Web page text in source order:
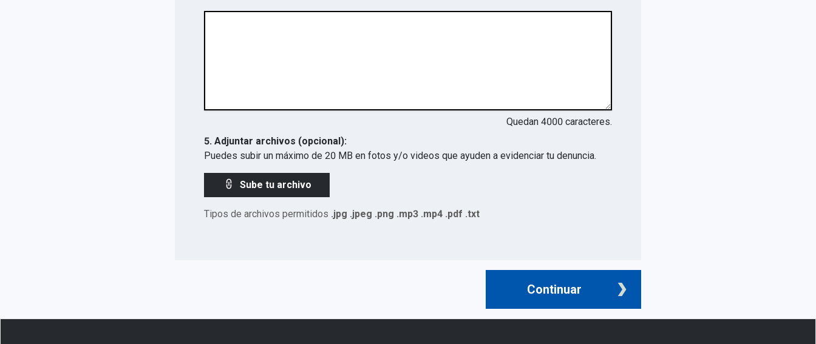
Quedan 4000 caracteres.
5. Adjuntar archivos (opcional):
Puedes subir un máximo de 20 MB en fotos y/o videos que ayuden a evidenciar tu denuncia.
Sube tu archivo
Tipos de archivos permitidos .jpg .jpeg .png .mp3 .mp4 .pdf .txt
Continuar